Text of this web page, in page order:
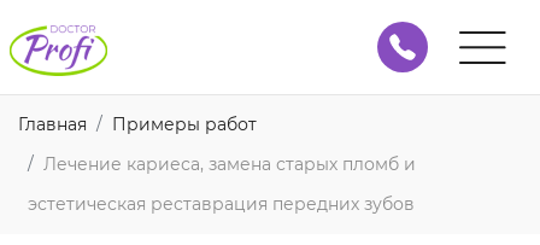
Главная
Примеры работ
Лечение кариеса, замена старых пломб и
эстетическая реставрация передних зубов